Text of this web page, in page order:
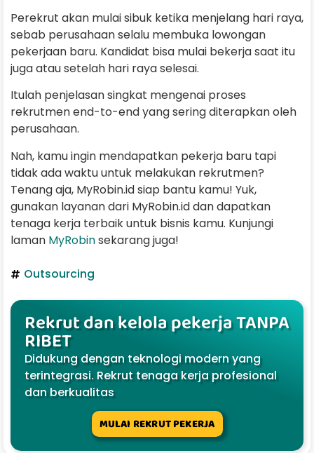
Perekrut akan mulai sibuk ketika menjelang hari raya,
sebab perusahaan selalu membuka lowongan
pekerjaan baru. Kandidat bisa mulai bekerja saat itu
juga atau setelah hari raya selesai.
Itulah penjelasan singkat mengenai proses
rekrutmen end-to-end yang sering diterapkan oleh
perusahaan.
Nah, kamu ingin mendapatkan pekerja baru tapi
tidak ada waktu untuk melakukan rekrutmen?
Tenang aja, MyRobin.id siap bantu kamu! Yuk,
gunakan layanan dari MyRobin.id dan dapatkan
tenaga kerja terbaik untuk bisnis kamu. Kunjungi
laman MyRobinsekarang juga!
Outsourcing
Rekrut dan kelola pekerja TANPA
RIBET
Didukung dengan teknologi modern yang
terintegrasi. Rekrut tenaga kerja profesional
dan berkualitas
MULAI REKRUT PEKERJA